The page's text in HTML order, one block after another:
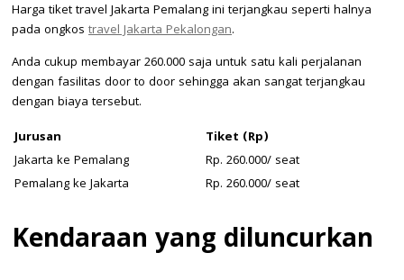
Harga tiket travel Jakarta Pemalang ini terjangkau seperti halnya
pada ongkos travel Jakarta Pekalongan.
Anda cukup membayar 260.000 saja untuk satu kali perjalanan
dengan fasilitas door to door sehingga akan sangat terjangkau
dengan biaya tersebut.
Jurusan
Tiket (Rp)
Jakarta ke Pemalang
Rp. 260.000/ seat
Pemalang ke Jakarta
Rp. 260.000/ seat
Kendaraan yang diluncurkan